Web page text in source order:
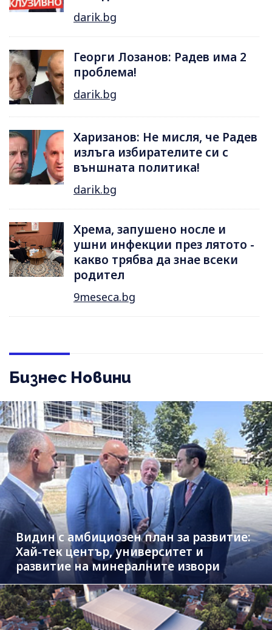
darik.bg
Георги Лозанов: Радев има 2
проблема!
darik.bg
Харизанов: Не мисля, че Радев
излъга избирателите си с
външната политика!
darik.bg
Хрема, запушено носле и
ушни инфекции през лятотo -
какво трябва да знае всеки
родител
9meseca.bg
Бизнес Новини
Видин с амбициозен план за развитие:
Хай-тек център, университет и
развитие на минералните извори